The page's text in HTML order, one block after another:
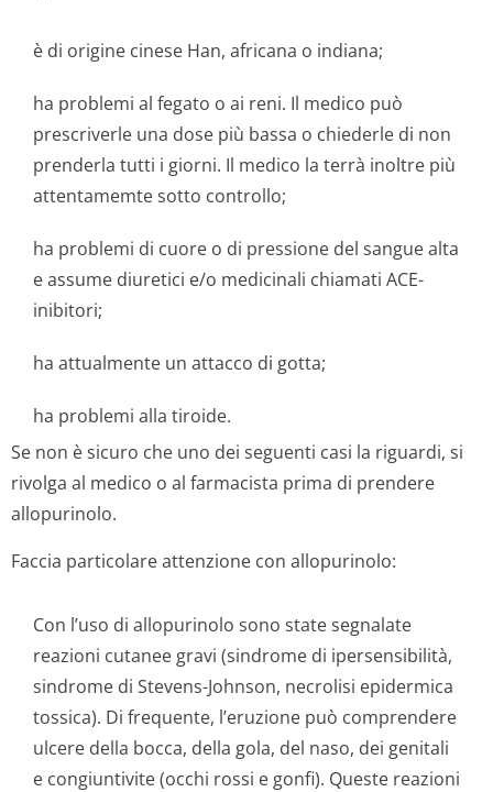
è di origine cinese Han, africana o indiana;
ha problemi al fegato o ai reni. Il medico può
prescriverle una dose più bassa o chiederle di non
prenderla tutti i giorni. Il medico la terrà inoltre più
attentamemte sotto controllo;
ha problemi di cuore o di pressione del sangue alta
e assume diuretici e/o medicinali chiamati ACE-
inibitori;
ha attualmente un attacco di gotta;
ha problemi alla tiroide.
Se non è sicuro che uno dei seguenti casi la riguardi, si
rivolga al medico o al farmacista prima di prendere
allopurinolo.
Faccia particolare attenzione con allopurinolo:
Con l’uso di allopurinolo sono state segnalate
reazioni cutanee gravi (sindrome di ipersensibilità,
sindrome di Stevens-Johnson, necrolisi epidermica
tossica). Di frequente, l’eruzione può comprendere
ulcere della bocca, della gola, del naso, dei genitali
e congiuntivite (occhi rossi e gonfi). Queste reazioni